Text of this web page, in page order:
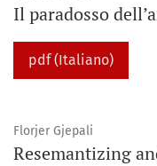
Il paradosso
pdf (Italiano)
Florjer Gjepali
Resemantizing